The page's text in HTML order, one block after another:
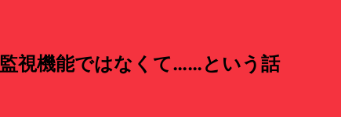
監視機能ではなくて……と いう 話